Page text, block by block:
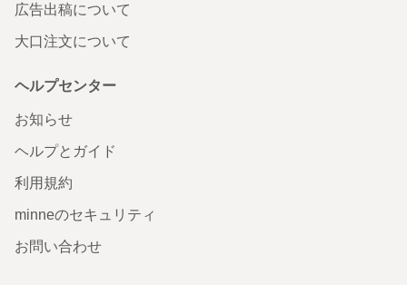
広告出稿について
大口注文について
ヘルプセンター
お知らせ
ヘルプとガイド
利用規約
minneのセキュリティ
お問い合わせ